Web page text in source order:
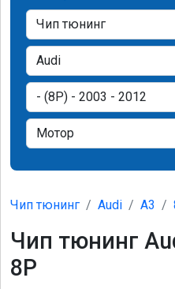
Чип тюнинг Audi A3
Чип тюнинг
8P